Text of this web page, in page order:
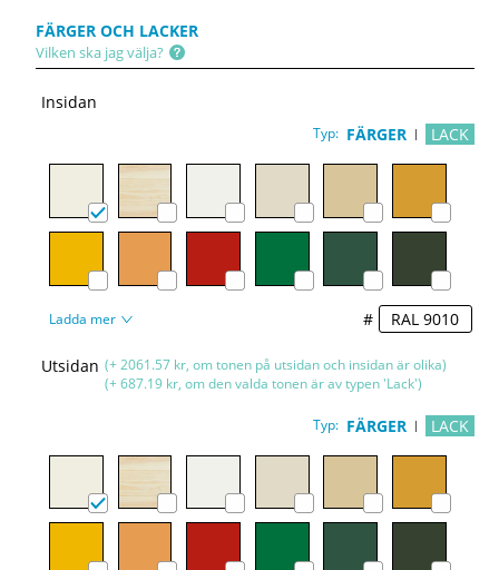
FÄRGER OCH LACKER
Vilken ska jag välja?
Insidan
Typ: FÄRGER LACK
Ladda mer #
Utsidan (+ 2061.57 kr, om tonen på utsidan och insidan är olika)
(+ 687.19 kr, om den valda tonen är av typen 'Lack')
Typ: FÄRGER LACK